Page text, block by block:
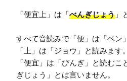
「便宜上」は「べんぎじょう 」
すべて音読みで「便」は「ベン
「上」は「ジョウ」と読みます。
「便宜」は「びんぎ」と読む
ぎじょう」とは言いません。